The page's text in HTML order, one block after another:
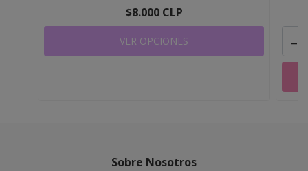
$8.000 CLP
VER OPCIONES -
Sobre Nosotros